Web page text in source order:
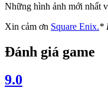
Những hình ảnh mới nhất
Xin cảm ơn Square Enix.*
Đánh giá game
9.0